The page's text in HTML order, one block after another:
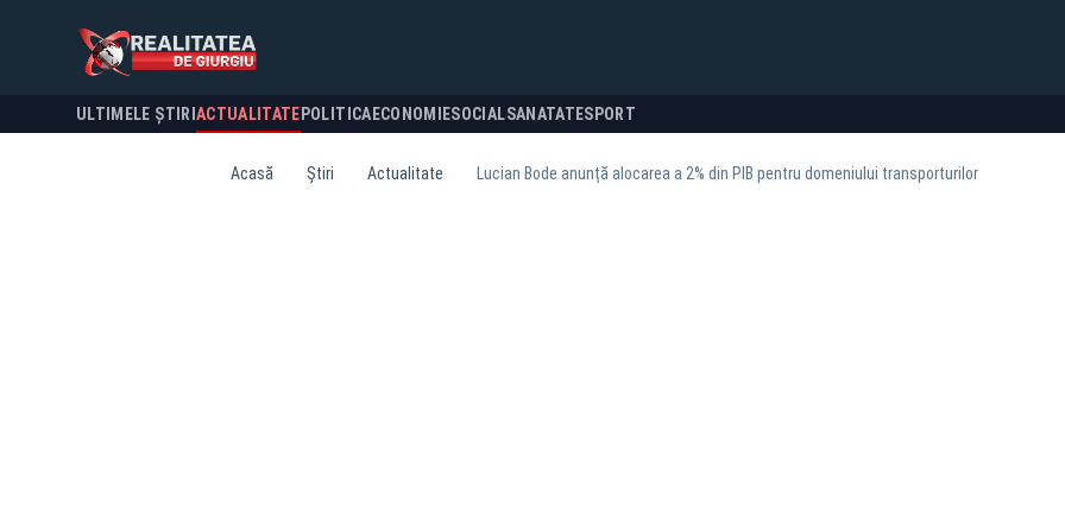
ULTIMELE ȘTIRI ACTUALITATE POLITICA ECONOMIESOCIALSANATATESPORT
Acasă Știri Actualitate Lucian Bode anunță alocarea a 2% din PIB pentru domeniului transporturilor